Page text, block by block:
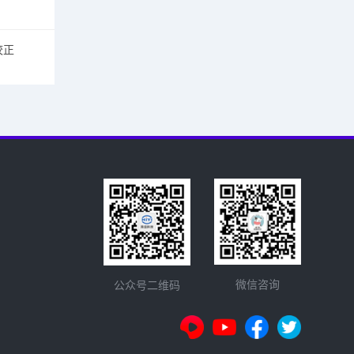
正
公众号二维码 微信咨询